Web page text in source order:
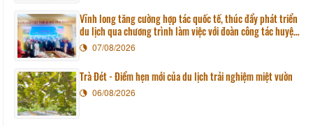
Vĩnh long tăng cường hợp tác quốc tế, thúc đẩy phát triển
du lịch qua chương trình làm việc với đoàn công tác huyện
Sunchang (Hàn quốc)
07/08/2026
Trà Đét - Điểm hẹn mới của du lịch trải nghiệm miệt vườn
06/08/2026